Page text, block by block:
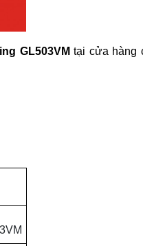
GL503VM tại cửa hàng